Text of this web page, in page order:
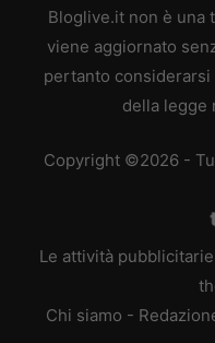
Bloglive.it non è una
viene aggiornato
pertanto
della legge
Copyright ©2026 -
Le attività
Chi siamo -